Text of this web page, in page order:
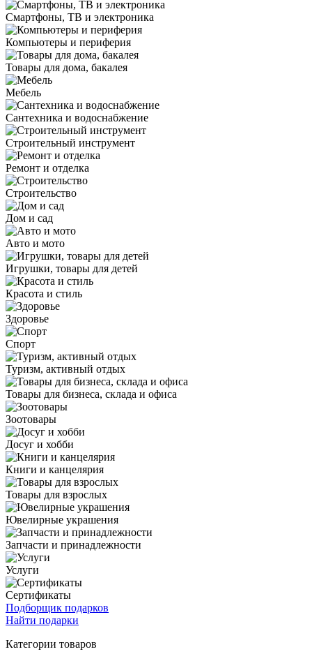
Смартфоны, ТВ и электроника
Компьютеры и периферия
Товары для дома, бакалея
Мебель
Сантехника и водоснабжение
Строительный инструмент
Ремонт и отделка
Строительство
Дом и сад
Авто и мото
Игрушки, товары для детей
Красота и стиль
Здоровье
Спорт
Туризм, активный отдых
Товары для бизнеса, склада и офиса
Зоотовары
Досуг и хобби
Книги и канцелярия
Товары для взрослых
Ювелирные украшения
Запчасти и принадлежности
Услуги
Сертификаты
Подборщик подарков
Найти подарки
Категории товаров